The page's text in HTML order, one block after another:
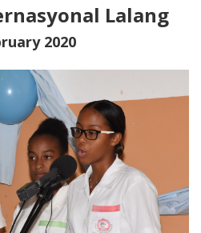
Lalang
2020